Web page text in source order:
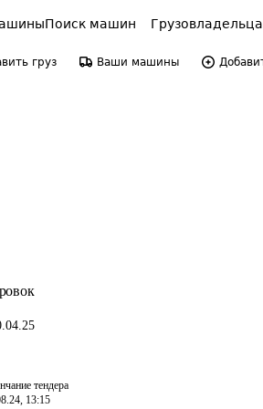
Поиск машин
груз Ваши машины
тендера
13:15